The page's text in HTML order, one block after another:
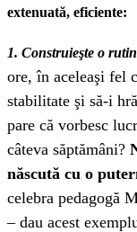
extenuată, eficiente:
1. Construieşte o
ore, în aceleaşi fel
stabilitate şi să-i
pare că vorbesc
câteva săptămâni?
născută cu o
celebra pedagogă
– dau acest